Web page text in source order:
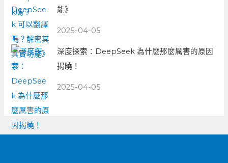
能》
2025-04-05
深度探索：DeepSeek 為什麼那麼厲害的原因
揭曉！
2025-04-05